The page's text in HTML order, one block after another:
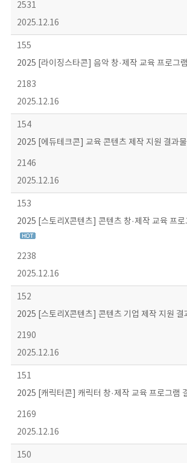
2531
2025.12.16
155
2025 [라이징스타콘] 음악 창·제작 교육 프로그
2183
2025.12.16
154
2025 [에듀테크콘] 교육 콘텐츠 제작 지원 결과물
2146
2025.12.16
153
2025 [스토리X콘텐츠] 콘텐츠 창·제작 교육 프로
2238
2025.12.16
152
2025 [스토리X콘텐츠] 콘텐츠 기업 제작 지원 결
2190
2025.12.16
151
2025 [캐릭터콘] 캐릭터 창·제작 교육 프로그램
2169
2025.12.16
150